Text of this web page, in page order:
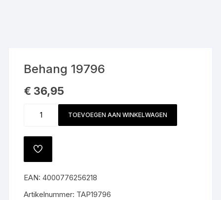
Behang 19796
€ 36,95
19796
TOEVOEGEN AAN WINKELWAGEN
TOEVOEGEN
AAN
EAN:4000776256218
Artikelnummer: TAP19796